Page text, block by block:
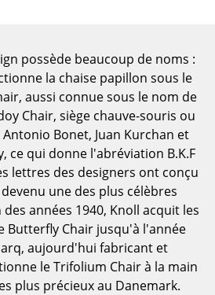
et Meubles d’appoint
possède beaucoup de noms :
la chaise papillon sous le
aussi connue sous le nom de
Chair, siège chauve-souris ou
Antonio Bonet, Juan Kurchan et
ce qui donne l'abréviation B.K.F
lettres des designers ont conçu
une des plus célèbres
années 1940, Knoll acquit les
Butterfly Chair jusqu'à l'année
aujourd'hui fabricant et
le Trifolium Chair à la main
plus précieux au Danemark.